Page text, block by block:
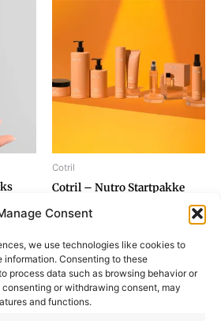
Consent
we use technologies like cookies to
Consenting to these
process data such as browsing behavior or
or withdrawing consent, may
and functions.
Cotril
Cotril – Nutro Startpakke